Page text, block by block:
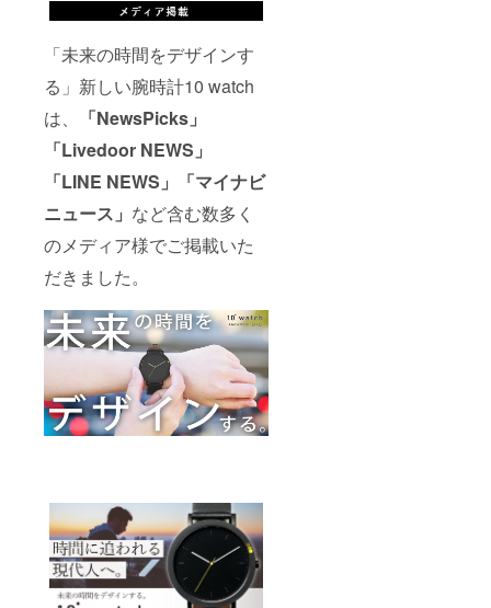
「未来の時間をデザインす
る」新しい腕時計10 watch
は、
「NewsPicks」
「Livedoor NEWS」
「LINE NEWS」「マイナビ
ニュース」 など含む数多く
のメディア様でご掲載いた
だきました。